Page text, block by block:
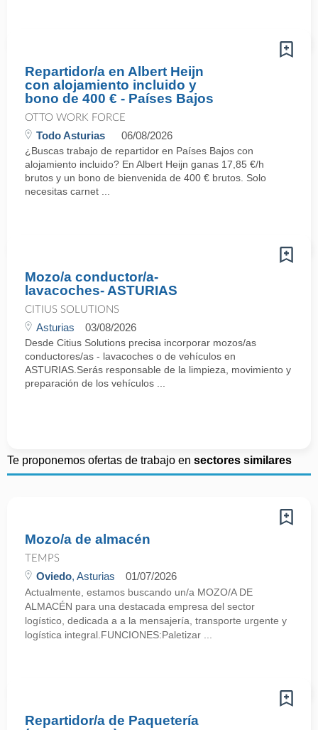
Repartidor/a en Albert Heijn
con alojamiento incluido y
bono de 400 € - Países Bajos
OTTO WORK FORCE
Todo Asturias 06/08/2026
¿Buscas trabajo de repartidor en Países Bajos con
alojamiento incluido? En Albert Heijn ganas 17,85 €/h
brutos y un bono de bienvenida de 400 € brutos. Solo
necesitas carnet ...
Mozo/a conductor/a-
lavacoches- ASTURIAS
CITIUS SOLUTIONS
Asturias 03/08/2026
Desde Citius Solutions precisa incorporar mozos/as
conductores/as - lavacoches o de vehículos en
ASTURIAS.Serás responsable de la limpieza, movimiento y
preparación de los vehículos ...
Te proponemos ofertas de trabajo en sectores similares
Mozo/a de almacén
TEMPS
Oviedo, Asturias 01/07/2026
Actualmente, estamos buscando un/a MOZO/A DE
ALMACÉN para una destacada empresa del sector
logístico, dedicada a a la mensajería, transporte urgente y
logística integral.FUNCIONES:Paletizar ...
Repartidor/a de Paquetería